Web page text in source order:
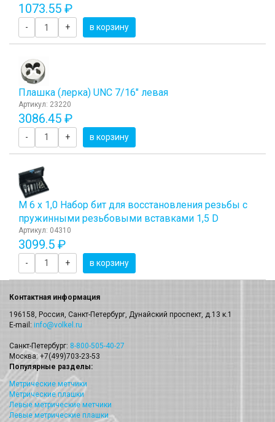
1073.55 ₽
- + в корзину
Плашка (лерка) UNC 7/16" левая
Артикул: 23220
3086.45 ₽
- + в корзину
М 6 х 1,0 Набор бит для восстановления резьбы с
пружинными резьбовыми вставками 1,5 D
Артикул: 04310
3099.5 ₽
- + в корзину
Контактная информация
196158, Россия, Санкт-Петербург, Дунайский проспект, д.13 к.1
E-mail: info@volkel.ru
Санкт-Петербург: 8-800-505-40-27
Москва: +7(499)703-23-53
Популярные разделы:
Метрические метчики
Метрические плашки
Левые метрические метчики
Левые метрические плашки